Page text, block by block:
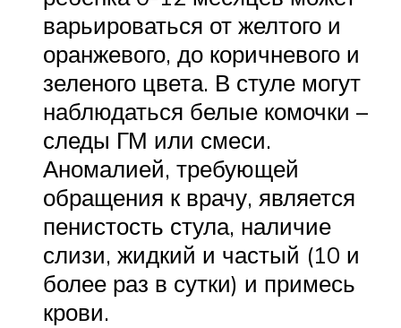
варьироваться от желтого и
оранжевого, до коричневого и
зеленого цвета. В стуле могут
наблюдаться белые комочки –
следы ГМ или смеси.
Аномалией, требующей
обращения к врачу, является
пенистость стула, наличие
слизи, жидкий и частый (10 и
более раз в сутки) и примесь
крови.